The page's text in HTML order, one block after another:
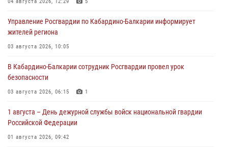
Управление Росгвардии по Кабардино-Балкарии информирует
жителей региона
03 августа 2026, 10:05
В Кабардино‑Балкарии сотрудник Росгвардии провел урок
безопасности
03 августа 2026, 06:15 1
1 августа – День дежурной службы войск национальной гвардии
Российской Федерации
01 августа 2026, 09:42